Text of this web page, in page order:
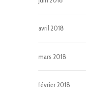
avril 2018
mars 2018
février 2018